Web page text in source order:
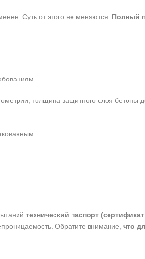
Суть от этого не меняются. Полный
толщина защитного слоя бетоны
технический паспорт (сертификат
Обратите внимание, что